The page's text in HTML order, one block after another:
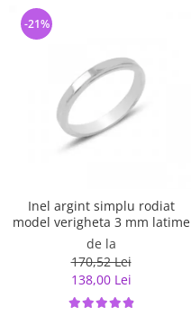
Inel argint simplu rodiat
model verigheta 3 mm latime
de la
170,52 Lei
138,00 Lei
-21%